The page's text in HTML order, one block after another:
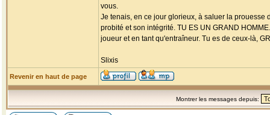
vous.
Je tenais, en ce jour glorieux, à saluer la
probité et son intégrité. TU ES UN GRAND
joueur et en tant qu'entraîneur. Tu es de ceux-là,
Slixis
Revenir en haut de page
Montrer les messages depuis: